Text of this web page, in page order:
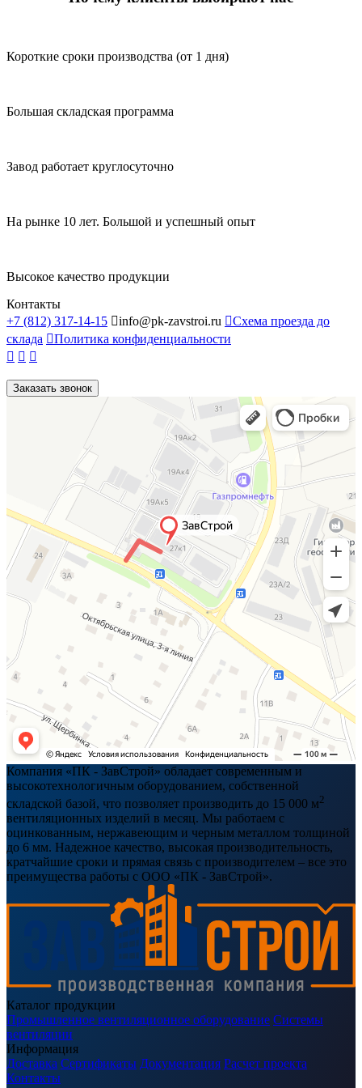
Короткие сроки производства (от 1 дня)
Большая складская программа
Завод работает круглосуточно
На рынке 10 лет. Большой и успешный опыт
Высокое качество продукции
Контакты
+7 (812) 317-14-15 info@pk-zavstroi.ru Схема проезда до
склада Политика конфиденциальности
  
Заказать звонок
Компания «ПК - ЗавСтрой» обладает современным и
высокотехнологичным оборудованием, собственной
складской базой, что позволяет производить до 15 000 м2
вентиляционных изделий в месяц. Мы работаем с
оцинкованным, нержавеющим и черным металлом толщиной
до 6 мм. Надежное качество, высокая производительность,
кратчайшие сроки и прямая связь с производителем – все это
преимущества работы с ООО «ПК - ЗавСтрой».
Каталог продукции
Промышленное вентиляционное оборудование Системы
вентиляции
Информация
Доставка Сертификаты Документация Расчет проекта
Контакты